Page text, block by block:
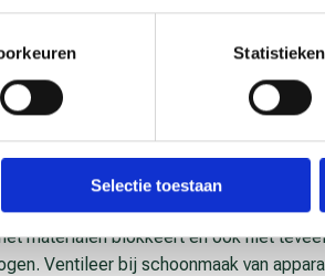
Statistieken
Selectie toestaan
altijd het etiket. Vraag ook om het
voor ventilatie en afzuiging tijdens het
niet tussen de afzuigwand en het
het liefst op een draaiplateau. Loop
Zorg daarom voor een goed
materialen blokkeert en ook niet
Ventileer bij schoonmaak van